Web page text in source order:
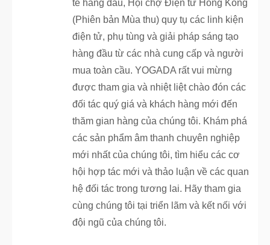
tế hàng đầu, Hội chợ Điện tử Hồng Kông
(Phiên bản Mùa thu) quy tụ các linh kiện
điện tử, phụ tùng và giải pháp sáng tạo
hàng đầu từ các nhà cung cấp và người
mua toàn cầu. YOGADA rất vui mừng
được tham gia và nhiệt liệt chào đón các
đối tác quý giá và khách hàng mới đến
thăm gian hàng của chúng tôi. Khám phá
các sản phẩm âm thanh chuyên nghiệp
mới nhất của chúng tôi, tìm hiểu các cơ
hội hợp tác mới và thảo luận về các quan
hệ đối tác trong tương lai. Hãy tham gia
cùng chúng tôi tại triển lãm và kết nối với
đội ngũ của chúng tôi.